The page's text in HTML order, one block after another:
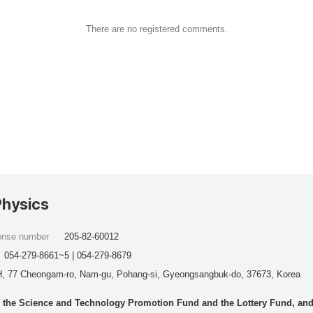
There are no registered comments.
77 Cheongam-ro, Nam-gu, Pohang-si, Gyeongsangbuk-do, 37673, Korea
number
205-82-60012
054-279-8661~5 | 054-279-8679
Science and Technology Promotion Fund and the Lottery Fund,